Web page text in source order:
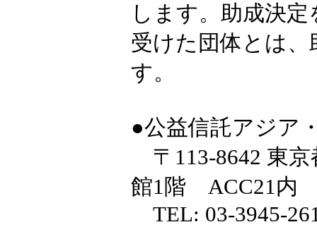
します。助成決定
受けた団体とは
す。
●公益信託アジア
〒113-8642 東京
館1階 ACC21内
TEL: 03-3945-